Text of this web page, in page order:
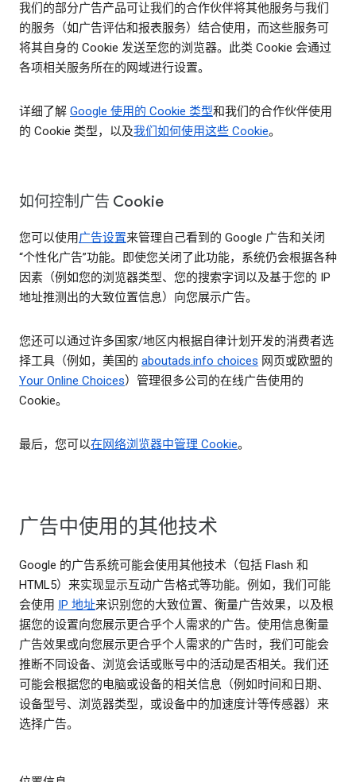
我们的部分广告产品可让我们的合作伙伴将其他服务与我们
的服务（如广告评估和报表服务）结合使用，而这些服务可
将其自身的 Cookie 发送至您的浏览器。此类 Cookie 会通过
各项相关服务所在的网域进行设置。
详细了解 Google 使用的 Cookie 类型和我们的合作伙伴使用
的 Cookie 类型，以及我们如何使用这些 Cookie。
如何控制广告 Cookie
您可以使用广告设置来管理自己看到的 Google 广告和关闭
“个性化广告”功能。即使您关闭了此功能，系统仍会根据各种
因素（例如您的浏览器类型、您的搜索字词以及基于您的 IP
地址推测出的大致位置信息）向您展示广告。
您还可以通过许多国家/地区内根据自律计划开发的消费者选
择工具（例如，美国的 aboutads.info choices 网页或欧盟的
Your Online Choices）管理很多公司的在线广告使用的
Cookie。
最后，您可以在网络浏览器中管理 Cookie。
广告中使用的其他技术
Google 的广告系统可能会使用其他技术（包括 Flash 和
HTML5）来实现显示互动广告格式等功能。例如，我们可能
会使用 IP 地址来识别您的大致位置、衡量广告效果，以及根
据您的设置向您展示更合乎个人需求的广告。使用信息衡量
广告效果或向您展示更合乎个人需求的广告时，我们可能会
推断不同设备、浏览会话或账号中的活动是否相关。我们还
可能会根据您的电脑或设备的相关信息（例如时间和日期、
设备型号、浏览器类型，或设备中的加速度计等传感器）来
选择广告。